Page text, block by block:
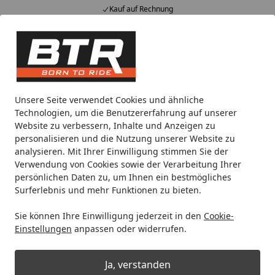
Unsere Seite verwendet Cookies und ähnliche
Technologien, um die Benutzererfahrung auf unserer
Website zu verbessern, Inhalte und Anzeigen zu
personalisieren und die Nutzung unserer Website zu
analysieren. Mit Ihrer Einwilligung stimmen Sie der
Verwendung von Cookies sowie der Verarbeitung Ihrer
persönlichen Daten zu, um Ihnen ein bestmögliches
Surferlebnis und mehr Funktionen zu bieten.
Sie können Ihre Einwilligung jederzeit in den Cookie-
Einstellungen anpassen oder widerrufen.
Ja, verstanden
Kauf auf Rechnung
Alle Produkte
Mein Konto
Suchen
Noch 14 Stunden und 22 Minuten
Spare bis zu 35% auf EVOLIFT® Zentralständer
von BTR!
Startseite
Motorradteile & Ersatzteile Auspuff Endschalldämpfer
Akrapovič Slip-On Line (SS) Yamaha
XMAX 125 2017-2020 [S-Y125SO5-
HRSS/1]